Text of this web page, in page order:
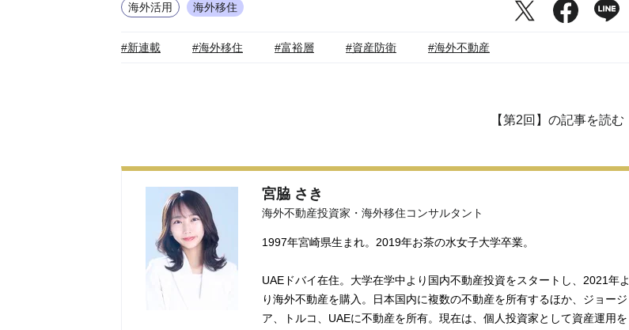
海外活用 海外移住
#新連載 #海外移住 #富裕層 #資産防衛 #海外不動産
【第2回】の記事を読む
宮脇 さき
海外不動産投資家・海外移住コンサルタント
1997年宮崎県生まれ。2019年お茶の水女子大学卒業。
UAEドバイ在住。大学在学中より国内不動産投資をスタートし、2021年よ
り海外不動産を購入。日本国内に複数の不動産を所有するほか、ジョージ
ア、トルコ、UAEに不動産を所有。現在は、個人投資家として資産運用を